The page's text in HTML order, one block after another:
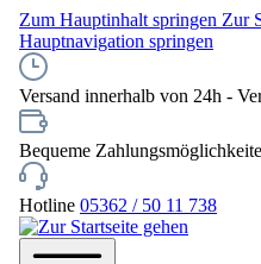
Zum Hauptinhalt springen Zur
Hauptnavigation springen
Versand innerhalb von 24h -
Bequeme
Hotline 05362 / 50 11 738